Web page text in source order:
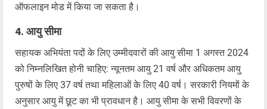
ऑफलाइन मोड में किया जा सकता है।
4. आयु सीमा
सहायक अभियंता पदों के लिए उम्मीदवारों की आयु सीमा 1 अगस्त 2024
को निम्नलिखित होनी चाहिए: न्यूनतम आयु 21 वर्ष और अधिकतम आयु
पुरुषों के लिए 37 वर्ष तथा महिलाओं के लिए 40 वर्ष। सरकारी नियमों के
अनुसार आयु में छूट का भी प्रावधान है। आयु सीमा के सभी विवरणों के